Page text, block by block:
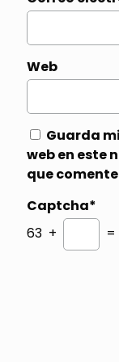
Web
Guarda
web en este
que
Captcha*
63 +